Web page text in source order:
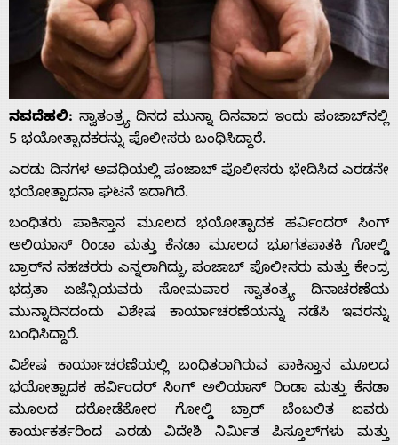
Home
About
ನವದೆಹಲಿ: ಸ್ವಾತಂತ್ರ್ಯ ದಿನದ ಮುನ್ನಾ ದಿನವಾದ ಇಂದು ಪಂಜಾಬ್‌ನಲ್ಲಿ
5 ಭಯೋತ್ಪಾದಕರನ್ನು ಪೊಲೀಸರು ಬಂಧಿಸಿದ್ದಾರೆ.
ಎರಡು ದಿನಗಳ ಅವಧಿಯಲ್ಲಿ ಪಂಜಾಬ್ ಪೊಲೀಸರು ಭೇದಿಸಿದ ಎರಡನೇ
ಭಯೋತ್ಪಾದನಾ ಘಟನೆ ಇದಾಗಿದೆ.
ಬಂಧಿತರು ಪಾಕಿಸ್ತಾನ ಮೂಲದ ಭಯೋತ್ಪಾದಕ ಹರ್ವಿಂದರ್ ಸಿಂಗ್
ಅಲಿಯಾಸ್ ರಿಂಡಾ ಮತ್ತು ಕೆನಡಾ ಮೂಲದ ಭೂಗತಪಾತಕಿ ಗೋಲ್ಡಿ
ಬ್ರಾರ್‌ನ ಸಹಚರರು ಎನ್ನಲಾಗಿದ್ದು, ಪಂಜಾಬ್ ಪೊಲೀಸರು ಮತ್ತು ಕೇಂದ್ರ
ಭದ್ರತಾ ಏಜೆನ್ಸಿಯವರು ಸೋಮವಾರ ಸ್ವಾತಂತ್ರ್ಯ ದಿನಾಚರಣೆಯ
ಮುನ್ನಾದಿನದಂದು ವಿಶೇಷ ಕಾರ್ಯಾಚರಣೆಯನ್ನು ನಡೆಸಿ ಇವರನ್ನು
ಬಂಧಿಸಿದ್ದಾರೆ.
ವಿಶೇಷ ಕಾರ್ಯಾಚರಣೆಯಲ್ಲಿ ಬಂಧಿತರಾಗಿರುವ ಪಾಕಿಸ್ತಾನ ಮೂಲದ
ಭಯೋತ್ಪಾದಕ ಹರ್ವಿಂದರ್ ಸಿಂಗ್ ಅಲಿಯಾಸ್ ರಿಂಡಾ ಮತ್ತು ಕೆನಡಾ
ಮೂಲದ ದರೋಡೆಕೋರ ಗೋಲ್ಡಿ ಬ್ರಾರ್ ಬೆಂಬಲಿತ ಐವರು
ಕಾರ್ಯಕರ್ತರಿಂದ ಎರಡು ವಿದೇಶಿ ನಿರ್ಮಿತ ಪಿಸ್ತೂಲ್‌ಗಳು ಮತ್ತು